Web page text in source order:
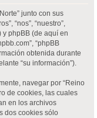
junto con sus
“nos”, “nuestro”,
y phpBB (de aquí en
“phpBB
obtenida durante
“su información”).
navegar por “Reino
de cookies, las cuales
en los archivos
dos cookies sólo